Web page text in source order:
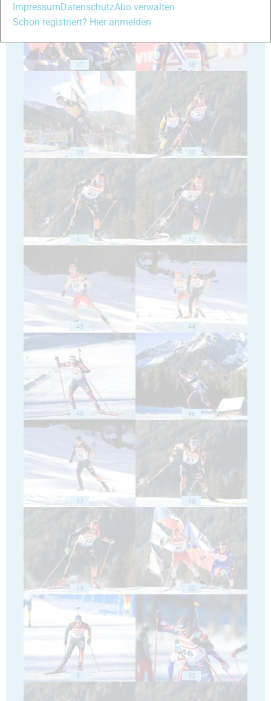
37 38
39 40
41 42
43 44
45 46
47 48
49 50
51 52
Impressum DatenschutzAbo verwalten
Schon registriert? Hier anmelden